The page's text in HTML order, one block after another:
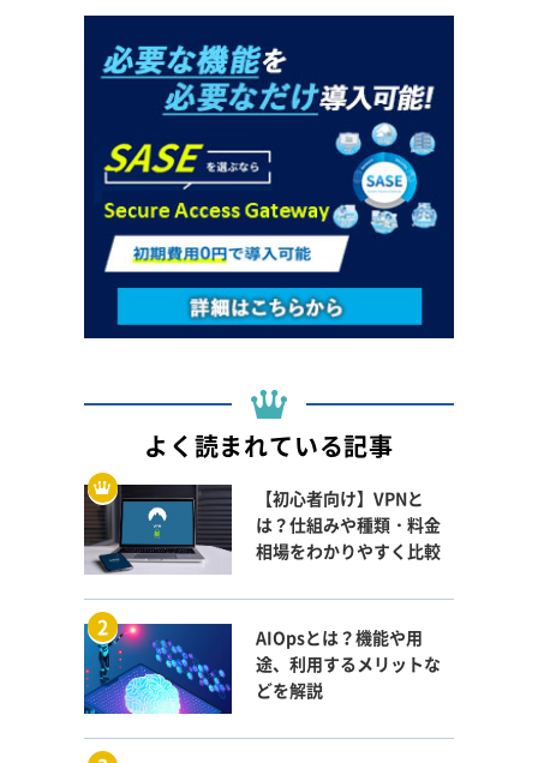
よく読まれている記事
【初心者向け】VPNと
は？仕組みや種類・料金
相場をわかりやすく比較
AIOpsとは？機能や用
途、利用するメリットな
どを解説